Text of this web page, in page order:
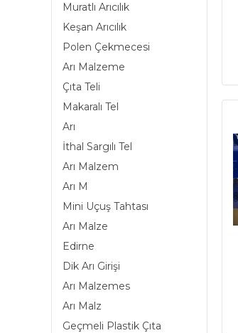
Muratlı Arıcılık
Keşan Arıcılık
Polen Çekmecesi
Arı Malzeme
Çıta Teli
Makaralı Tel
Arı
İthal Sargılı Tel
Arı Malzem
Arı M
Mini Uçuş Tahtası
Arı Malze
Edirne
Dik Arı Girişi
Arı Malzemes
Arı Malz
Geçmeli Plastik Çıta